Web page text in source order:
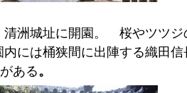
清洲城址に開園。 桜やツツジ
には桶狭間に出陣する織田信
ある。